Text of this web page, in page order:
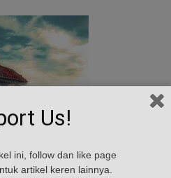
Us!
ini, follow dan like page
artikel keren lainnya.